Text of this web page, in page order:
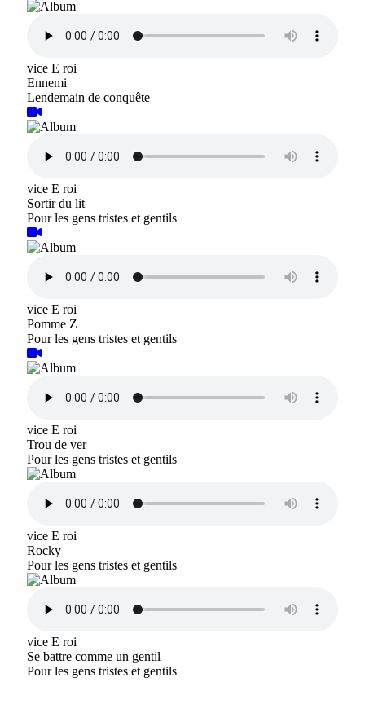
vice E roi
Ennemi
Lendemain de conquête
vice E roi
Sortir du lit
Pour les gens tristes et gentils
vice E roi
Pomme Z
Pour les gens tristes et gentils
vice E roi
Trou de ver
Pour les gens tristes et gentils
vice E roi
Rocky
Pour les gens tristes et gentils
vice E roi
Se battre comme un gentil
Pour les gens tristes et gentils